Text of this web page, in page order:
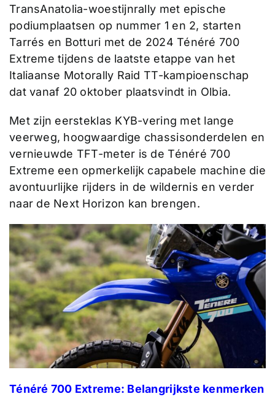
TransAnatolia-woestijnrally met epische
podiumplaatsen op nummer 1 en 2, starten
Tarrés en Botturi met de 2024 Ténéré 700
Extreme tijdens de laatste etappe van het
Italiaanse Motorally Raid TT-kampioenschap
dat vanaf 20 oktober plaatsvindt in Olbia.
Met zijn eersteklas KYB-vering met lange
veerweg, hoogwaardige chassisonderdelen en
vernieuwde TFT-meter is de Ténéré 700
Extreme een opmerkelijk capabele machine die
avontuurlijke rijders in de wildernis en verder
naar de Next Horizon kan brengen.
Ténéré 700 Extreme: Belangrijkste kenmerken